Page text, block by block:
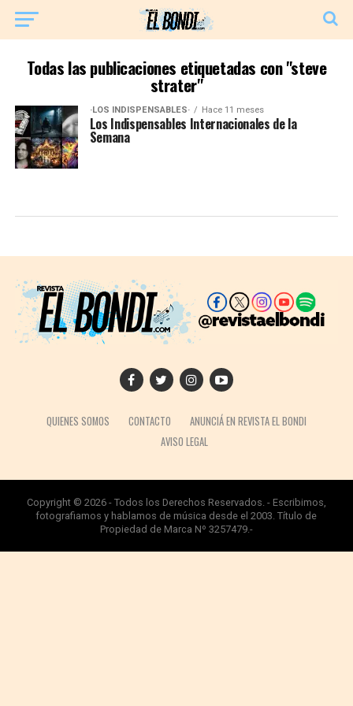
Todas las publicaciones etiquetadas con "steve
strater"
·LOS INDISPENSABLES· Hace 11 meses
Los Indispensables Internacionales de la
Semana
QUIENES SOMOS CONTACTO
ANUNCIÁ EN REVISTA EL BONDI
AVISO LEGAL
Copyright © 2026 - Todos los Derechos Reservados. - Escribimos,
fotografiamos y hablamos de música desde el 2003. Título de
Propiedad de Marca Nº 3257479.-